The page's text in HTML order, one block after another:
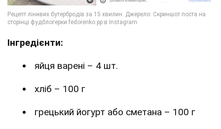
Інгредієнти:
яйця варені – 4 шт.
хліб – 100 г
грецький йогурт або сметана – 100 г